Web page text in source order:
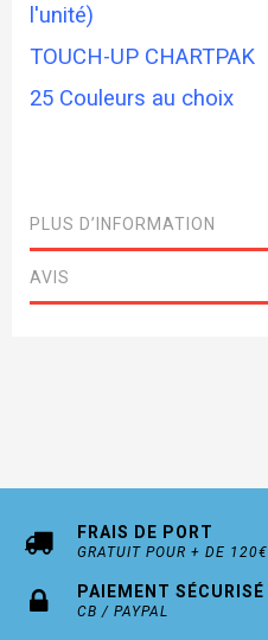
l'unité)
TOUCH-UP CHARTPAK
25 Couleurs au choix
PLUS D’INFORMATION
AVIS
FRAIS DE PORT
GRATUIT POUR + DE 120€
PAIEMENT SÉCURISÉ
CB / PAYPAL